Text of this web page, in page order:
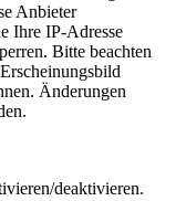
Anbieter
Ihre IP-Adresse
Bitte beachten
Änderungen
deaktivieren.